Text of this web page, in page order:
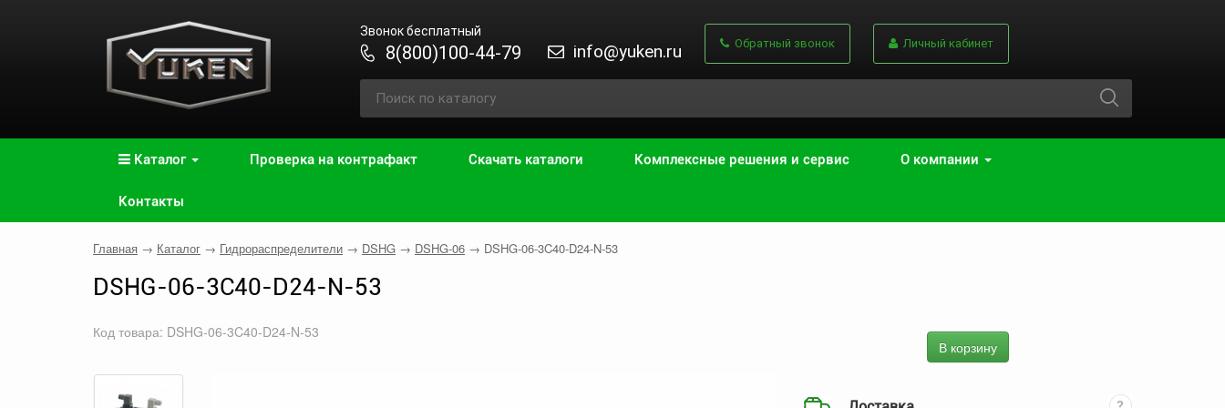
Звонок бесплатный
8(800)100-44-79 info@yuken.ru Обратный звонок Личный кабинет
Каталог Проверка на контрафакт Скачать каталоги Комплексные решения и сервис О компании
Контакты
Главная → Каталог → Гидрораспределители → DSHG → DSHG-06 → DSHG-06-3C40-D24-N-53
DSHG-06-3C40-D24-N-53
Код товара: DSHG-06-3C40-D24-N-53
В корзину